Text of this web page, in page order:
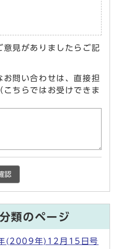
意見がありましたらご記
お問い合わせは、直接担
こちらではお受けできま
認
類のページ
(2009年)12月15日号